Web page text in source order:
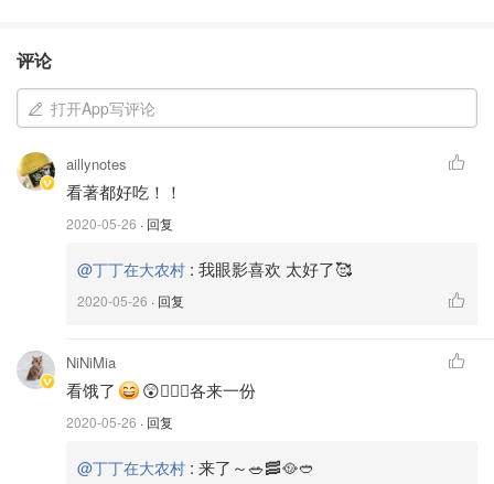
1️⃣中卷切圈后，放入滚水烫20秒，捞起备用
2️⃣热锅后倒入麻油，爆香姜片至姜两面焦黄微卷，放入蒜，
再爆炒一会出蒜香味
3️⃣有菇类的话，爆完姜蒜后丢入锅中，倒米酒、酱油、蚝
评论
打开App写评论
aillynotes
看著都好吃！！
2020-05-26 · 回复
@丁丁在大农村 : 我眼影喜欢 太好了🥰
2020-05-26 · 回复
NiNiMia
看饿了 😲🙋🏼‍♀️各来一份
2020-05-26 · 回复
@丁丁在大农村 : 来了～🥗🥓🥘🥙